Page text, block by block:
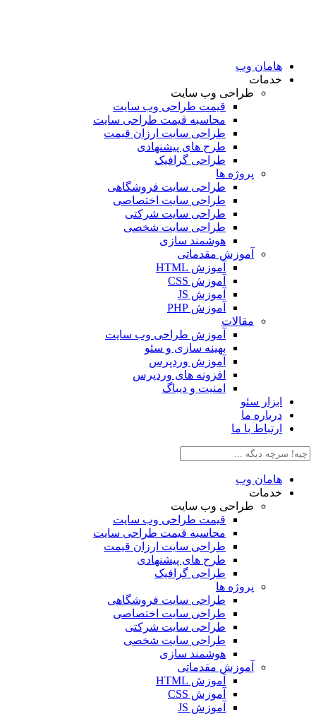
وب
طراحی وب سایت
قیمت طراحی وب سایت
محاسبه قیمت طراحی سایت
طراحی سایت ارزان قیمت
طرح های پیشنهادی
طراحی گرافیک
پروژه ها
طراحی سایت فروشگاهی
طراحی سایت اختصاصی
طراحی سایت شرکتی
طراحی سایت شخصی
هوشمند سازی
آموزش مقدماتی
آموزش HTML
آموزش CSS
آموزش JS
آموزش PHP
مقالات
آموزش طراحی وب سایت
بهینه سازی و سئو
آموزش وردپرس
افزونه های وردپرس
امنیت و دیباگ
سئو
ما
با ما
وب
طراحی وب سایت
قیمت طراحی وب سایت
محاسبه قیمت طراحی سایت
طراحی سایت ارزان قیمت
طرح های پیشنهادی
طراحی گرافیک
پروژه ها
طراحی سایت فروشگاهی
طراحی سایت اختصاصی
طراحی سایت شرکتی
طراحی سایت شخصی
هوشمند سازی
آموزش مقدماتی
آموزش HTML
آموزش CSS
آموزش JS